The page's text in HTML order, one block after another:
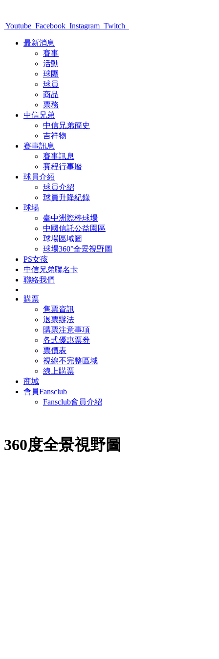
Youtube Facebook Instagram Twitch
最新消息
賽事
活動
球團
球員
商品
票務
中信兄弟
中信兄弟簡史
吉祥物
賽事訊息
賽事訊息
賽程行事曆
球員介紹
球員介紹
球員升降紀錄
球場
臺中洲際棒球場
中國信託公益園區
球場區域圖
球場360°全景視野圖
PS女孩
中信兄弟聯名卡
聯絡我們
購票
售票資訊
退票辦法
購票注意事項
各式優惠票券
票價表
視線不完整區域
線上購票
商城
會員Fansclub
Fansclub會員介紹
360度全景視野圖